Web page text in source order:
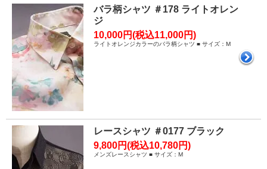
バラ柄シャツ ＃178 ライトオレン
ジ
10,000円(税込11,000円)
ライトオレンジカラーのバラ柄シャツ ■ サイズ：M
レースシャツ ＃0177 ブラック
9,800円(税込10,780円)
メンズレースシャツ ■ サイズ：M